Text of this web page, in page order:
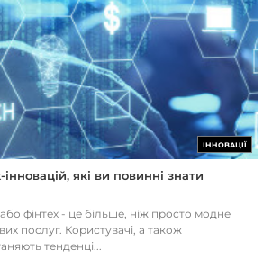
ІННОВАЦІЇ
які ви повинні знати
або фінтех - це більше, ніж просто модне
послуг. Користувачі, а також
тенденці...